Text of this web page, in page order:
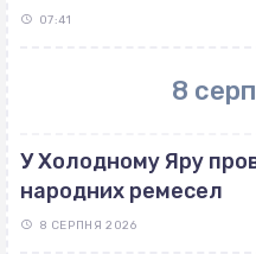
07:41
8
У Холодному Яру
народних ремесел
8 СЕРПНЯ 2026